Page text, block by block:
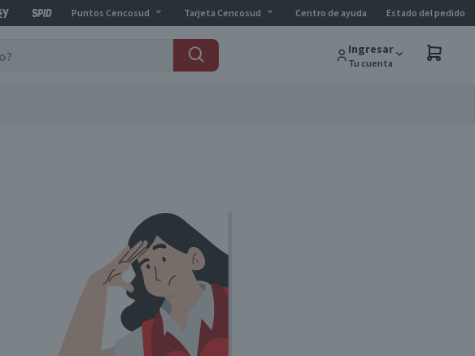
Puntos Cencosud Tarjeta Cencosud Centro de ayuda Estado del pedido
Ingresar
Tu cuenta